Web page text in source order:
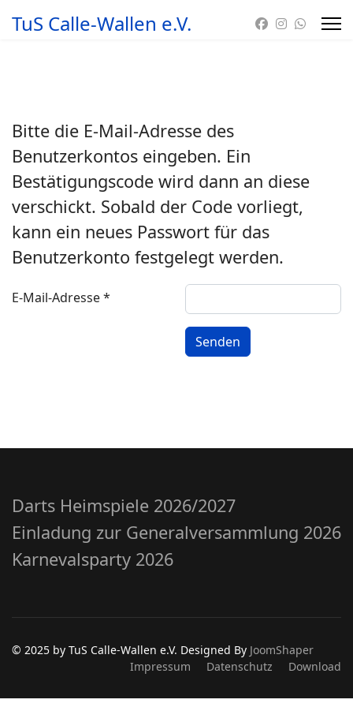
TuS Calle-Wallen e.V.
Bitte die E-Mail-Adresse des
Benutzerkontos eingeben. Ein
Bestätigungscode wird dann an diese
verschickt. Sobald der Code vorliegt,
kann ein neues Passwort für das
Benutzerkonto festgelegt werden.
E-Mail-Adresse*
Senden
Darts Heimspiele 2026/2027
Einladung zur Generalversammlung 2026
Karnevalsparty 2026
© 2025 by TuS Calle-Wallen e.V. Designed By JoomShaper
Impressum
Datenschutz Download